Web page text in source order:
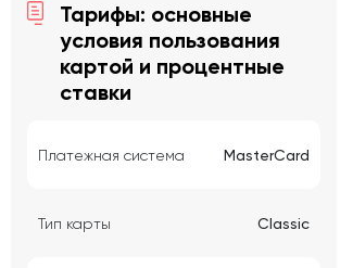
Тарифы: основные
условия пользования
картой и процентные
ставки
Платежная система MasterCard
Тип карты Classic